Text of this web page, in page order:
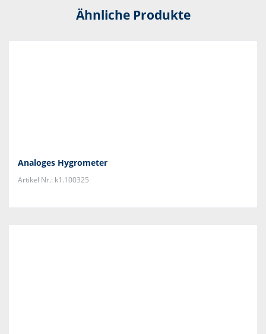
Ähnliche Produkte
Analoges Hygrometer
Artikel Nr.: k1.100325